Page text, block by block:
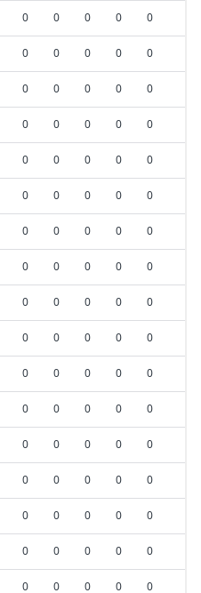
için İnternet
kişilere ait çerezler
çeşitli kişisel
olan çerezler bilgi
amacıyla
sitemizin daha işlevsel
ve sizlere yönelik
yapılması, amaçlarıyla
kullanılacaktır.
yer alan panel
ilişkin detaylı bilgi
Çerez Bilgilendirme
Kanunu uyarınca
okumak ve sitemizde
çerezlerle ilgili bilgi